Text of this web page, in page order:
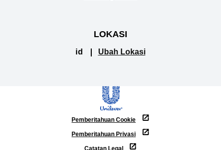
LOKASI
id Ubah Lokasi
Pemberitahuan Cookie
Pemberitahuan Privasi